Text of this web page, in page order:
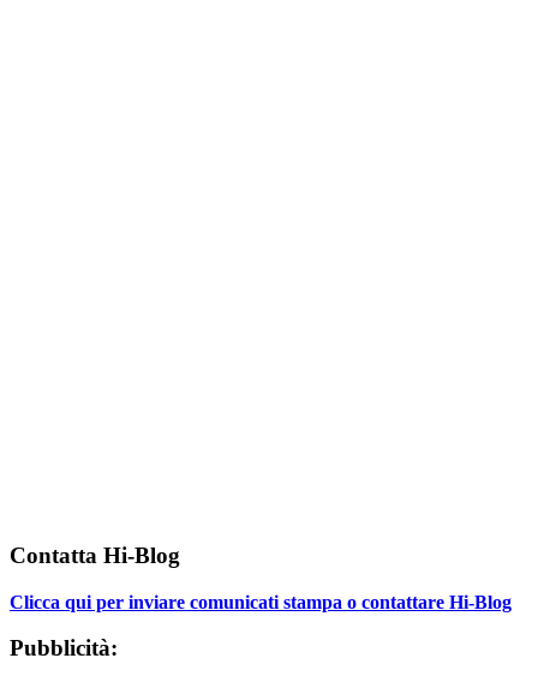
Contatta Hi-Blog
Clicca qui per inviare comunicati stampa o contattare Hi-Blog
Pubblicità: